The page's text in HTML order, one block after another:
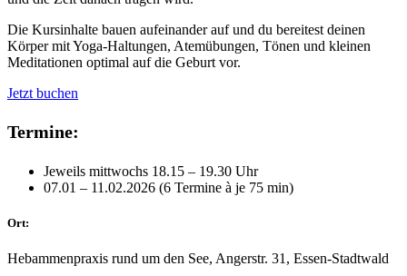
Die Kursinhalte bauen aufeinander auf und du bereitest deinen
Körper mit Yoga-Haltungen, Atemübungen, Tönen und kleinen
Meditationen optimal auf die Geburt vor.
Jetzt buchen
Termine:
Jeweils mittwochs 18.15 – 19.30 Uhr
07.01 – 11.02.2026 (6 Termine à je 75 min)
Ort:
Hebammenpraxis rund um den See, Angerstr. 31, Essen-Stadtwald